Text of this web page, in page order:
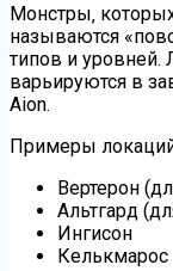
Монстры‚
называются
типов и уровней.
варьируются в
Aion.
Примеры
Вертерон
Альтгард
Ингисон
Келькмарос